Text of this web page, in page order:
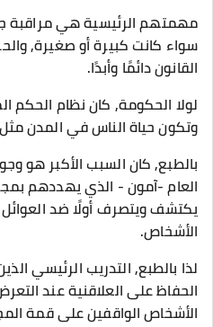
مهمتهم الرئيسية هي مراقبة
سواء كانت كبيرة أو صغيرة,
القانون دائمًا وأبدًا.
لولا الحكومة, كان نظام
وتكون حياة الناس في المدن مثل
بالطبع, كان السبب الأكبر هو
العام -آمون - الذي يهددهم
يكتشف ويتصرف أولًا ضد
الأشخاص.
لذا بالطبع, التدريب الرئيسي
الحفاظ على العلاقنية عند
الأشخاص الواقفين على قمة